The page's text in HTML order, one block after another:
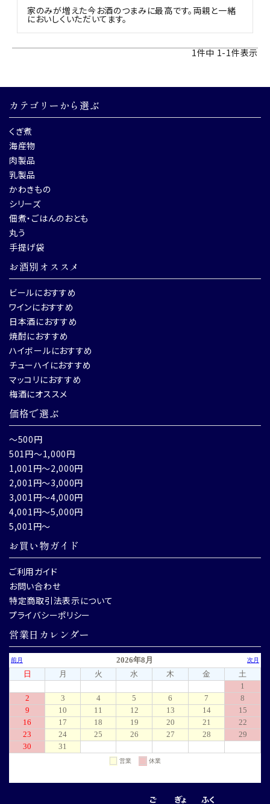
家のみが増えた今お酒のつまみに最高です。両親と一緒
においしくいただいてます。
1件中 1-1件表示
カテゴリーから選ぶ
くぎ煮
海産物
肉製品
乳製品
かわきもの
シリーズ
佃煮・ごはんのおとも
丸う
手提げ袋
お酒別オススメ
ビールにおすすめ
ワインにおすすめ
日本酒におすすめ
焼酎におすすめ
ハイボールにおすすめ
チューハイにおすすめ
マッコリにおすすめ
梅酒にオススメ
価格で選ぶ
～500円
501円～1,000円
1,001円～2,000円
2,001円～3,000円
3,001円～4,000円
4,001円～5,000円
5,001円～
お買い物ガイド
ご利用ガイド
お問い合わせ
特定商取引法表示について
プライバシーポリシー
営業日カレンダー